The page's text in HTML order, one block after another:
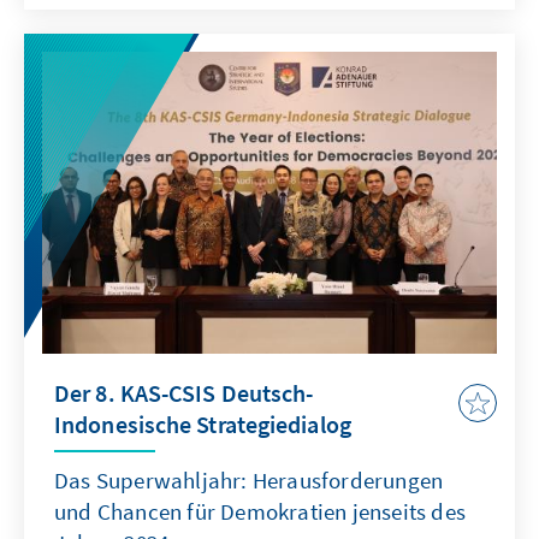
Gerechtigkeit sowie die Bedeutung
internationaler Zusammenarbeit und
gesellschaftlicher Teilhabe für eine
nachhaltige Transformation.
Der 8. KAS-CSIS Deutsch-
Indonesische Strategiedialog
Das Superwahljahr: Herausforderungen
und Chancen für Demokratien jenseits des